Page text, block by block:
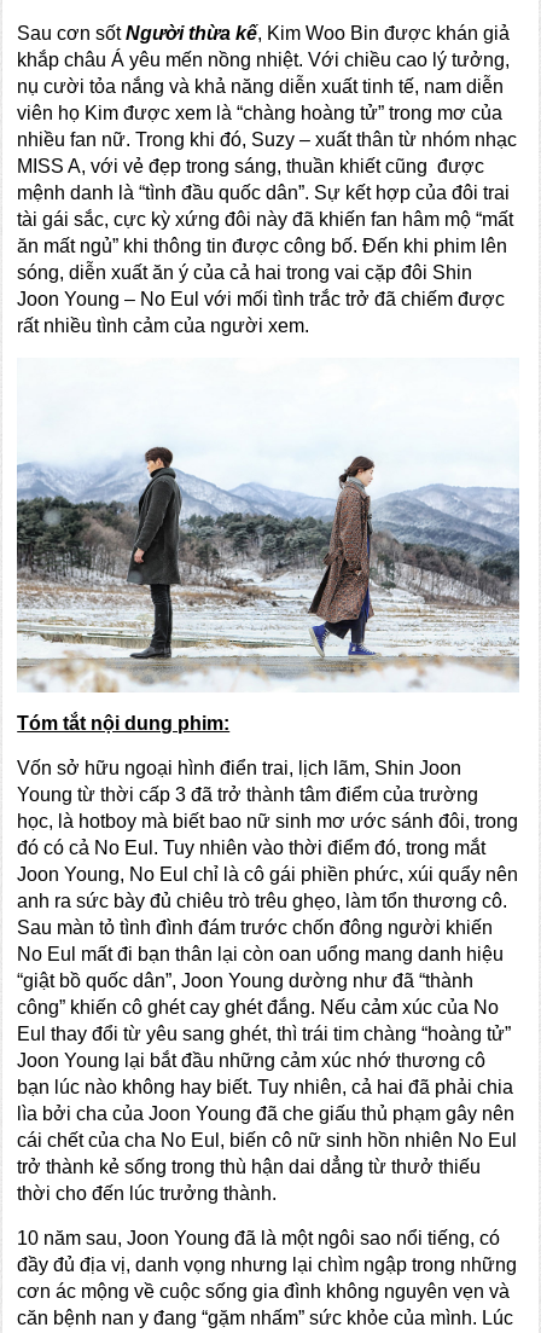
Sau cơn sốtNgười thừa kế, Kim Woo Bin được khán giả
khắp châu Á yêu mến nồng nhiệt. Với chiều cao lý tưởng,
nụ cười tỏa nắng và khả năng diễn xuất tinh tế, nam diễn
viên họ Kim được xem là “chàng hoàng tử” trong mơ của
nhiều fan nữ. Trong khi đó, Suzy – xuất thân từ nhóm nhạc
MISS A, với vẻ đẹp trong sáng, thuần khiết cũng được
mệnh danh là “tình đầu quốc dân”. Sự kết hợp của đôi trai
tài gái sắc, cực kỳ xứng đôi này đã khiến fan hâm mộ “mất
ăn mất ngủ” khi thông tin được công bố. Đến khi phim lên
sóng, diễn xuất ăn ý của cả hai trong vai cặp đôi Shin
Joon Young – No Eul với mối tình trắc trở đã chiếm được
rất nhiều tình cảm của người xem.
Tóm tắt nội dung phim:
Vốn sở hữu ngoại hình điển trai, lịch lãm, Shin Joon
Young từ thời cấp 3 đã trở thành tâm điểm của trường
học, là hotboy mà biết bao nữ sinh mơ ước sánh đôi, trong
đó có cả No Eul. Tuy nhiên vào thời điểm đó, trong mắt
Joon Young, No Eul chỉ là cô gái phiền phức, xúi quẩy nên
anh ra sức bày đủ chiêu trò trêu ghẹo, làm tổn thương cô.
Sau màn tỏ tình đình đám trước chốn đông người khiến
No Eul mất đi bạn thân lại còn oan uổng mang danh hiệu
“giật bồ quốc dân”, Joon Young dường như đã “thành
công” khiến cô ghét cay ghét đắng. Nếu cảm xúc của No
Eul thay đổi từ yêu sang ghét, thì trái tim chàng “hoàng tử”
Joon Young lại bắt đầu những cảm xúc nhớ thương cô
bạn lúc nào không hay biết. Tuy nhiên, cả hai đã phải chia
lìa bởi cha của Joon Young đã che giấu thủ phạm gây nên
cái chết của cha No Eul, biến cô nữ sinh hồn nhiên No Eul
trở thành kẻ sống trong thù hận dai dẳng từ thưở thiếu
thời cho đến lúc trưởng thành.
10 năm sau, Joon Young đã là một ngôi sao nổi tiếng, có
đầy đủ địa vị, danh vọng nhưng lại chìm ngập trong những
cơn ác mộng về cuộc sống gia đình không nguyên vẹn và
căn bệnh nan y đang “gặm nhấm” sức khỏe của mình. Lúc